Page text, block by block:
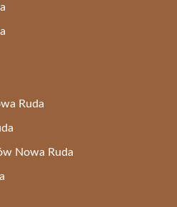
Ruda
Nowa Ruda